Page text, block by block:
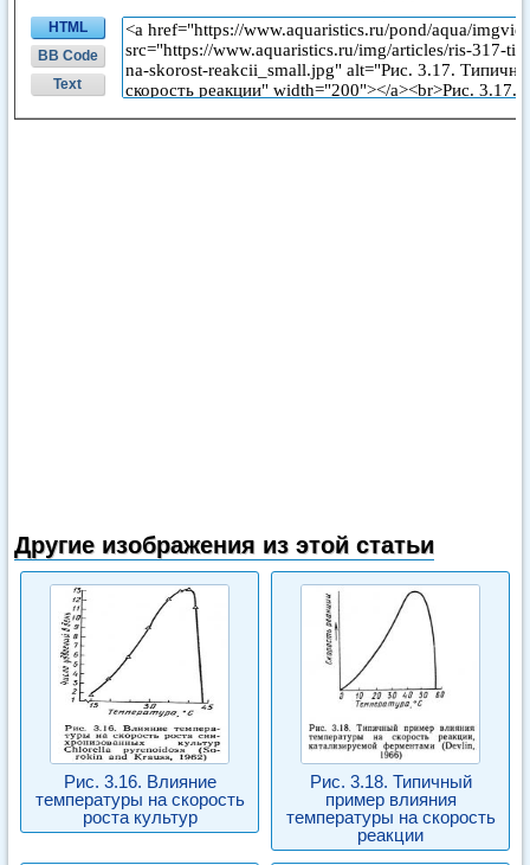
HTML
BB Code
Text
Другие изображения из этой статьи
Рис. 3.16. Влияние
температуры на скорость
роста культур
Рис. 3.18. Типичный
пример влияния
температуры на скорость
реакции